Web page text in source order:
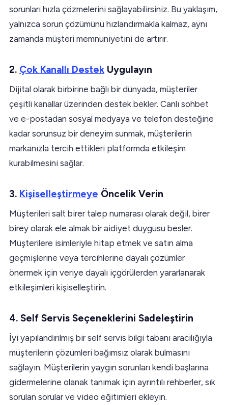
sorunları hızla çözmelerini sağlayabilirsiniz. Bu yaklaşım,
yalnızca sorun çözümünü hızlandırmakla kalmaz, aynı
zamanda müşteri memnuniyetini de artırır.
2. Çok Kanallı Destek Uygulayın
Dijital olarak birbirine bağlı bir dünyada, müşteriler
çeşitli kanallar üzerinden destek bekler. Canlı sohbet
ve e-postadan sosyal medyaya ve telefon desteğine
kadar sorunsuz bir deneyim sunmak, müşterilerin
markanızla tercih ettikleri platformda etkileşim
kurabilmesini sağlar.
3. Kişiselleştirmeye Öncelik Verin
Müşterileri salt birer talep numarası olarak değil, birer
birey olarak ele almak bir aidiyet duygusu besler.
Müşterilere isimleriyle hitap etmek ve satın alma
geçmişlerine veya tercihlerine dayalı çözümler
önermek için veriye dayalı içgörülerden yararlanarak
etkileşimleri kişiselleştirin.
4. Self Servis Seçeneklerini Sadeleştirin
İyi yapılandırılmış bir self servis bilgi tabanı aracılığıyla
müşterilerin çözümleri bağımsız olarak bulmasını
sağlayın. Müşterilerin yaygın sorunları kendi başlarına
gidermelerine olanak tanımak için ayrıntılı rehberler, sık
sorulan sorular ve video eğitimleri ekleyin.